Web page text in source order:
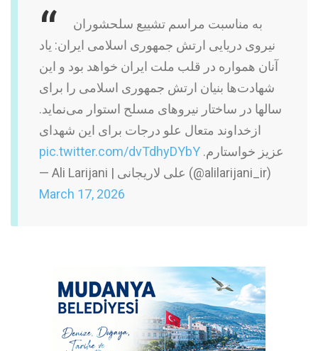
به مناسبت مراسم تشییع سلحشوران
نیروی دریایی ارتش جمهوری اسلامی ایران: یاد
آنان همواره در قلب ملت ایران خواهد بود و این
شهادت‌ها بنیان ارتش جمهوری اسلامی را برای
سالها در ساختار نیروهای مسلح استوار می‌نماید.
ازخداوند متعال علو درجات برای این شهدای
عزیز خواستارم. pic.twitter.com/dvTdhyDYbY
— Ali Larijani | علی لاریجانی (@alilarijani_ir)
March 17, 2026